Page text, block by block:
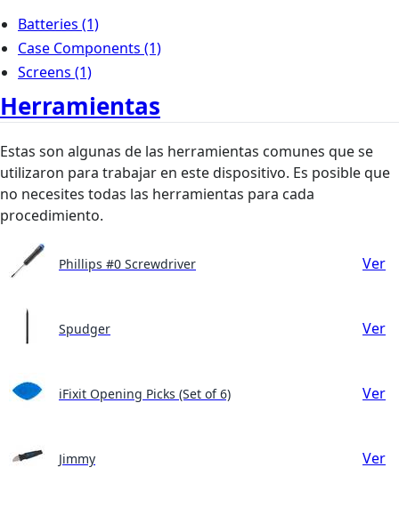
Batteries (1)
Case Components (1)
Screens (1)
Herramientas
Estas son algunas de las herramientas comunes que se
utilizaron para trabajar en este dispositivo. Es posible que
no necesites todas las herramientas para cada
procedimiento.
Phillips #0 Screwdriver Ver
Spudger Ver
iFixit Opening Picks (Set of 6) Ver
Jimmy Ver